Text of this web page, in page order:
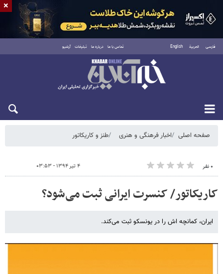
فارسی العربية English تماس با ما درباره ما تبلیغات آرشیو
شنبه ۱۷ مرداد ۱۴۰۵
صفحه اصلی اخبار فرهنگی و هنری طنز و کاریکاتور
۰ نفر ۴ تیر ۱۳۹۴ - ۰۳:۵۳
کاریکاتور/ کنسرت ایرانی ثبت می‌شود؟
ایران، کمانچه اش را در یونسکو ثبت می‌کند.
×